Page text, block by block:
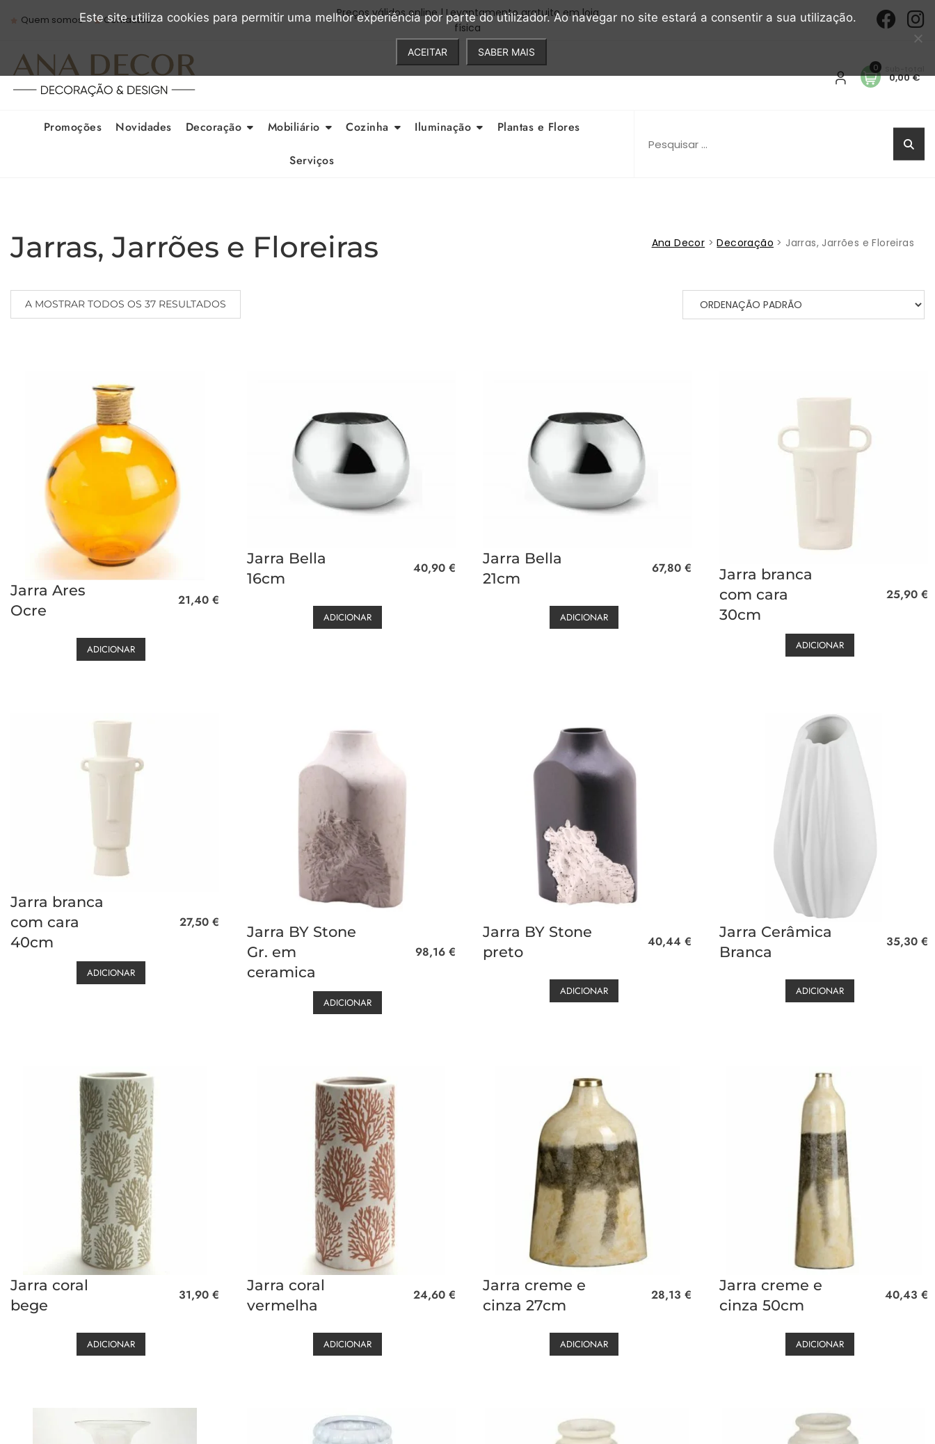
Quem somos Contactos
Preços válidos online | Levantamento gratuito em loja
física
0
0,00 €
Promoções Novidades Decoração Mobiliário Cozinha Iluminação Plantas e Flores
Serviços
Jarras, Jarrões e Floreiras Ana Decor >Decoração > Jarras, Jarrões e Floreiras
A MOSTRAR TODOS OS 37 RESULTADOS
Jarra Ares
Ocre
21,40 €
ADICIONAR
Jarra Bella
16cm
40,90 €
ADICIONAR
Jarra Bella
21cm
67,80€
ADICIONAR
Jarra branca
com cara
30cm
25,90 €
ADICIONAR
Jarra branca
com cara
40cm
27,50 €
ADICIONAR
Jarra BY Stone
Gr. em
ceramica
98,16 €
ADICIONAR
Jarra BY Stone
preto
40,44€
ADICIONAR
Jarra Cerâmica
Branca
35,30 €
ADICIONAR
Jarra coral
bege
31,90 €
ADICIONAR
Jarra coral
vermelha
24,60 €
ADICIONAR
Jarra creme e
cinza 27cm
28,13€
ADICIONAR
Jarra creme e
cinza 50cm
40,43 €
ADICIONAR
Este site utiliza cookies para permitir uma melhor experiência por parte do utilizador. Ao navegar no site estará a consentir a sua utilização.
ACEITAR SABER MAIS